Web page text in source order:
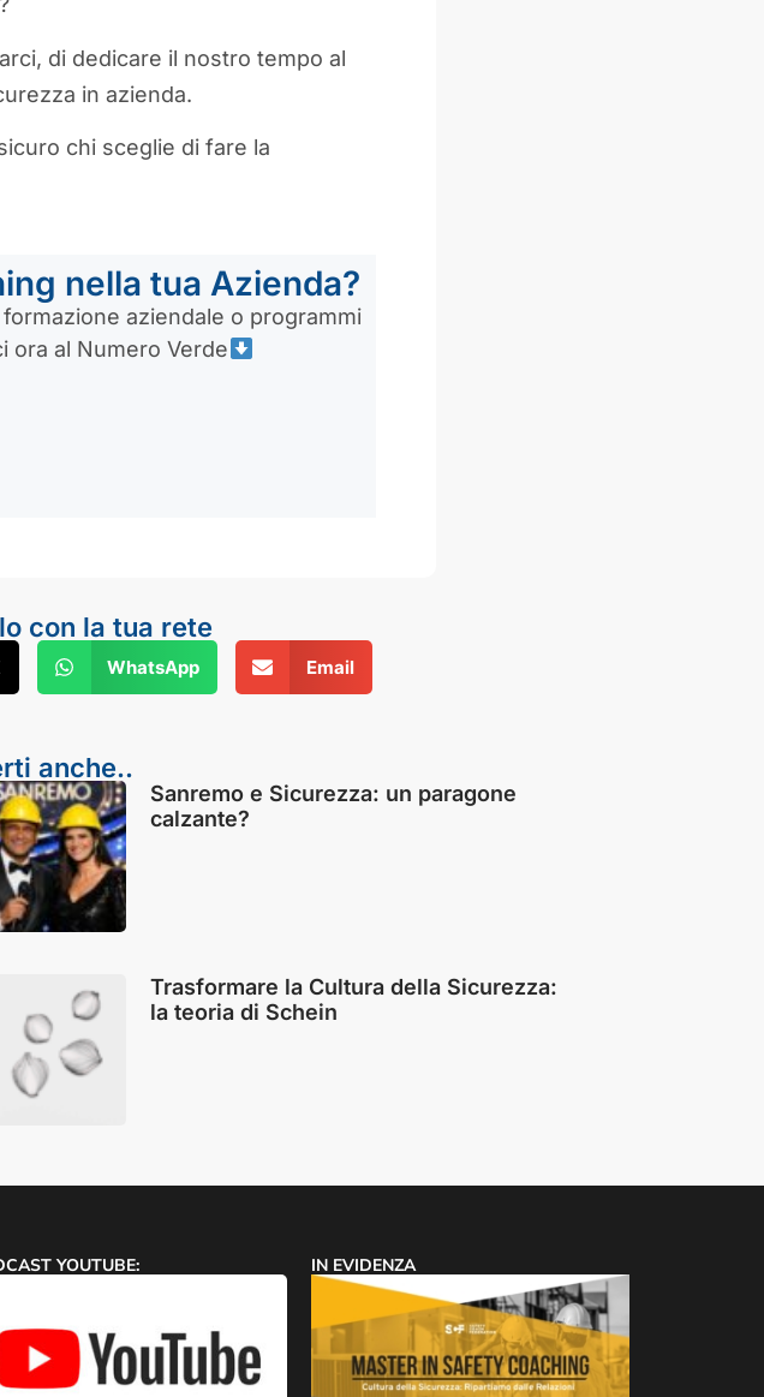
di dedicare il nostro tempo al
in azienda.
chi sceglie di fare la
nella tua Azienda?
aziendale o programmi
ora al Numero Verde
con la tua rete
WhatsApp Email
anche..
Sanremo e Sicurezza: un paragone
calzante?
Trasformare la Cultura della Sicurezza:
la teoria di Schein
YOUTUBE: IN EVIDENZA